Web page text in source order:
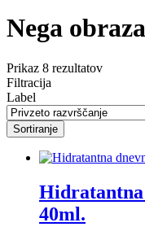
Nega
Prikaz 8 rezultatov
Filtracija
Label
Sortiranje
Hidratantna
40ml.